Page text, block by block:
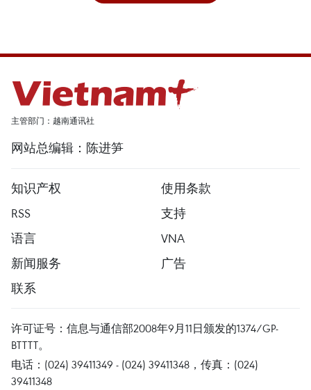
主管部门：越南通讯社
网站总编辑：陈进笋
知识产权
使用条款
RSS
支持
语言
VNA
新闻服务
广告
联系
许可证号：信息与通信部2008年9月11日颁发的1374/GP-
BTTTT。
电话：(024) 39411349 - (024) 39411348，传真：(024)
39411348